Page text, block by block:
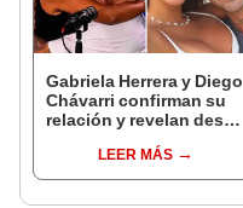
Gabriela Herrera y Diego
Chávarri confirman su
relación y revelan desde
momento muy bonito"
LEER MÁS